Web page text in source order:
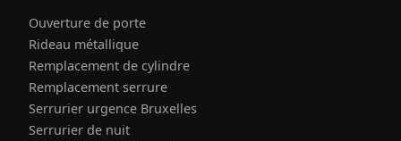
Ouverture de porte
Rideau métallique
Remplacement de cylindre
Remplacement serrure
Serrurier urgence Bruxelles
Serrurier de nuit